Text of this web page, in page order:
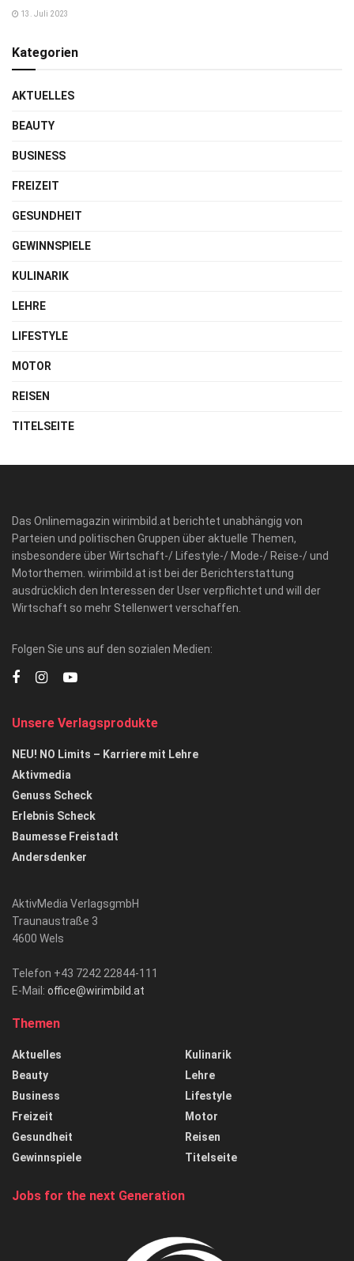
13. Juli 2023
Kategorien
AKTUELLES
BEAUTY
BUSINESS
FREIZEIT
GESUNDHEIT
GEWINNSPIELE
KULINARIK
LEHRE
LIFESTYLE
MOTOR
REISEN
TITELSEITE
Das Onlinemagazin wirimbild.at berichtet unabhängig von
Parteien und politischen Gruppen über aktuelle Themen,
insbesondere über Wirtschaft-/ Lifestyle-/ Mode-/ Reise-/ und
Motorthemen. wirimbild.at ist bei der Berichterstattung
ausdrücklich den Interessen der User verpflichtet und will der
Wirtschaft so mehr Stellenwert verschaffen.
Folgen Sie uns auf den sozialen Medien:
Unsere Verlagsprodukte
NEU! NO Limits – Karriere mit Lehre
Aktivmedia
Genuss Scheck
Erlebnis Scheck
Baumesse Freistadt
Andersdenker
AktivMedia VerlagsgmbH
Traunaustraße 3
4600 Wels
Telefon +43 7242 22844-111
E-Mail: office@wirimbild.at
Themen
Aktuelles
Beauty
Business
Freizeit
Gesundheit
Gewinnspiele
Kulinarik
Lehre
Lifestyle
Motor
Reisen
Titelseite
Jobs for the next Generation